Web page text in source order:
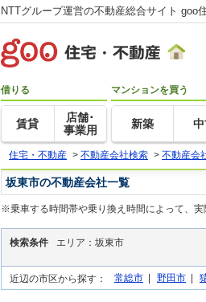
NTTグループ運営の不動産総合サイト goo
借りる
賃貸
店舗･
事業用
マンションを買う
新築
住宅・不動産 > 不動産会社検索 > 不動産会
坂東市の不動産会社一覧
※乗車する時間帯や乗り換え時間によって、実
検索条件 エリア：坂東市
近辺の市区から探す： 常総市 | 野田市 |